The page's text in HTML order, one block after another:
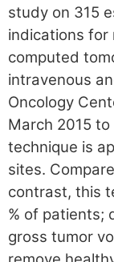
study on 315
indications for
computed
intravenous
Oncology
March 2015
technique is
sites.
contrast, this
% of patients;
gross tumor